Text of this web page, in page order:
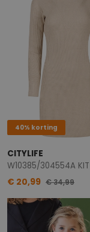
40% korting
CITYLIFE
W10385/304554A KIT
€ 20,99 € 34,99